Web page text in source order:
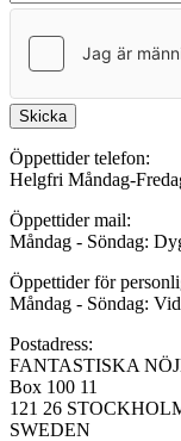
Skicka
Öppettider telefon:
Helgfri Måndag-
Öppettider mail:
Måndag - Söndag:
Öppettider för
Måndag - Söndag:
Postadress:
FANTASTISKA
Box 100 11
121 26
SWEDEN